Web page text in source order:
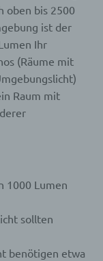
oben bis 2500
ist der
Ihr
(Räume mit
Raum mit
1000 Lumen
sollten
benötigen etwa